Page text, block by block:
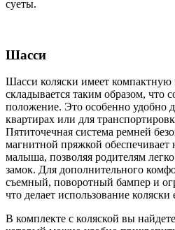
суеты.
Шасси
Шасси коляски имеет
складывается таким образом, что
положение. Это особенно удобно
квартирах или для
Пятиточечная система ремней
магнитной пряжкой
малыша, позволяя родителям
замок. Для дополнительного
съемный, поворотный бампер и
что делает использование
В комплекте с коляской вы